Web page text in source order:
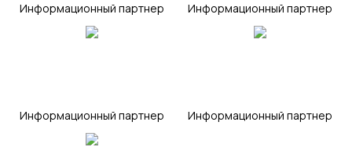
Информационный партнер Информационный партнер
Информационный партнер Информационный партнер